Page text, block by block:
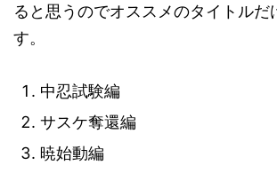
ると思うのでオススメのタイトルだ
す。
中忍試験編
サスケ奪還編
暁始動編